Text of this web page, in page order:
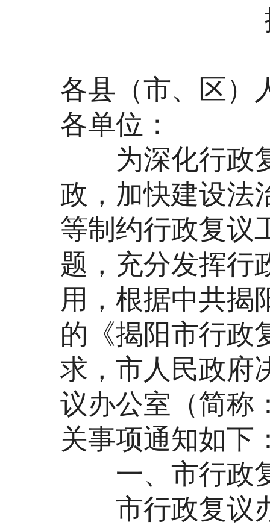
揭
各县（市、区）
各单位：
为深化行政复
政，加快建设法
等制约行政复议
题，充分发挥行
用，根据中共揭
的《揭阳市行政
求，市人民政府
议办公室（简称
关事项通知如下
一、市行政
市行政复议办